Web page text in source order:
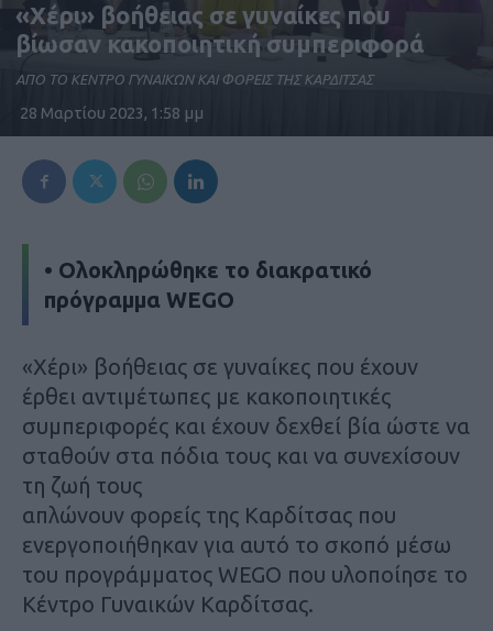
«Χέρι» βοήθειας σε γυναίκες που
βίωσαν κακοποιητική συμπεριφορά
ΑΠΟ ΤΟ ΚΕΝΤΡΟ ΓΥΝΑΙΚΩΝ ΚΑΙ ΦΟΡΕΙΣ ΤΗΣ ΚΑΡΔΙΤΣΑΣ
28 Μαρτίου 2023, 1:58 μμ
• Ολοκληρώθηκε το διακρατικό
πρόγραμμα WEGO
«Xέρι» βοήθειας σε γυναίκες που έχουν
έρθει αντιμέτωπες με κακοποιητικές
συμπεριφορές και έχουν δεχθεί βία ώστε να
σταθούν στα πόδια τους και να συνεχίσουν
τη ζωή τους
απλώνουν φορείς της Καρδίτσας που
ενεργοποιήθηκαν για αυτό το σκοπό μέσω
του προγράμματος WEGO που υλοποίησε το
Κέντρο Γυναικών Καρδίτσας.